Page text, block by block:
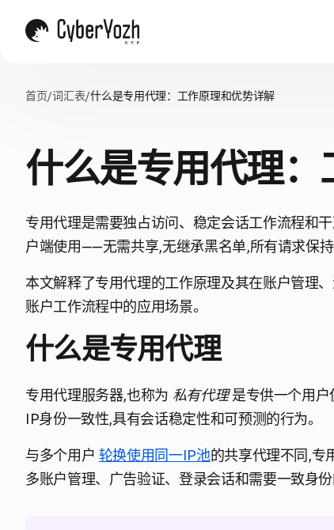
首页/词汇表/什么是专用代理：工作原理和优势详解
什么是专用代理
专用代理是需要独占访问、稳定会话工作流程和
户端使用——无需共享,无继承黑名单,所有请求保持
本文解释了专用代理的工作原理及其在账户管理
账户工作流程中的应用场景。
什么是专用代理
专用代理服务器,也称为 私有代理是专供一个用户
IP身份一致性,具有会话稳定性和可预测的行为。
与多个用户 轮换使用同一IP池的共享代理不同,专
多账户管理、广告验证、登录会话和需要一致身